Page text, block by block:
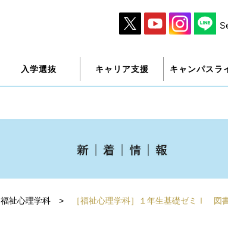
入学選抜 キャリア支援 キャンパスラ
福祉心理学科 > ［福祉心理学科］１年生基礎ゼミⅠ 図